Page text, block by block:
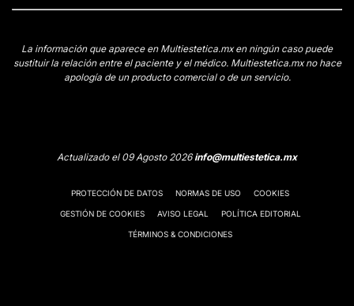
El tiempo provoca flacidez de la piel de cara, cuello,
brazos y abdomen Una de las técnicas más efectivas
MICRODERMOABRASIÓN
La información que aparece en Multiestetica.mx en ningún caso puede
sustituir la relación entre el paciente y el médico. Multiestetica.mx no hace
apología de un producto comercial o de un servicio.
Actualizado el 09 Agosto 2026info@multiestetica.mx
PROTECCIÓN DE DATOS NORMAS DE USO COOKIES
GESTIÓN DE COOKIES AVISO LEGAL POLÍTICA EDITORIAL
TÉRMINOS & CONDICIONES